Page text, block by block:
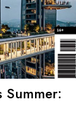
Summer: